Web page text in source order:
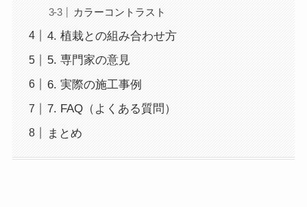
カラーコントラスト
4. 植栽との組み合わせ方
5. 専門家の意見
6. 実際の施工事例
7. FAQ（よくある質問）
まとめ